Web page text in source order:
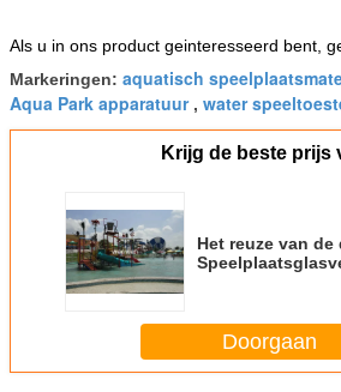
Als u in ons product geinteresseerd bent,
Markeringen: aquatisch
Aqua Park apparatuur, water
Krijg de beste prijs
Het reuze van de
Doorgaan